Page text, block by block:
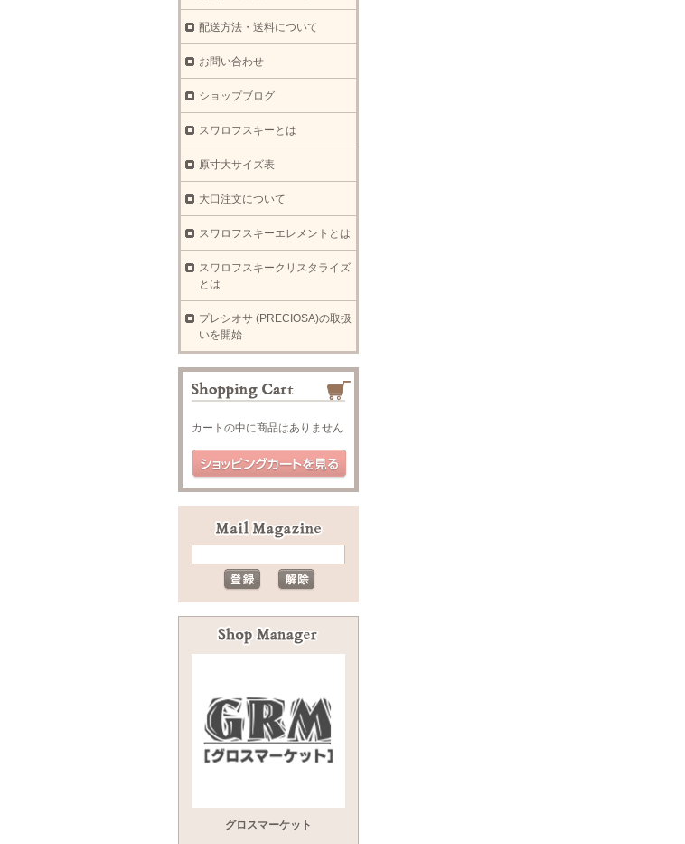
配送方法・送料について
お問い合わせ
ショップブログ
スワロフスキーとは
原寸大サイズ表
大口注文について
スワロフスキーエレメントとは
スワロフスキークリスタライズ
とは
プレシオサ (PRECIOSA)の取扱
いを開始
カートの中に商品はありません
グロスマーケット